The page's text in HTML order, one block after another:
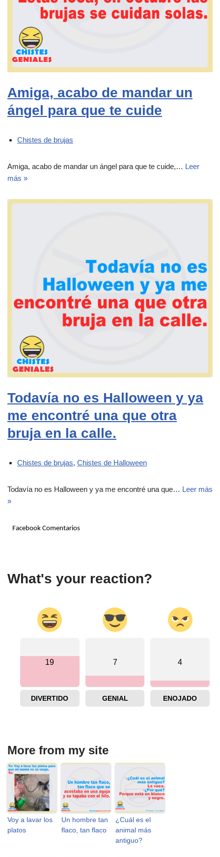
Amiga, acabo de mandar un
ángel para que te cuide
Chistes de brujas
Amiga, acabo de mandar un ángel para que te cuide,… Leer
más »
Todavía no es Halloween y ya
me encontré una que otra
bruja en la calle.
Chistes de brujas, Chistes de Halloween
Todavía no es Halloween y ya me encontré una que… Leer más
»
Facebook Comentarios
What's your reaction?
19
DIVERTIDO
7
GENIAL
4
ENOJADO
More from my site
Voy a lavar los
platos
Un hombre tan
flaco, tan flaco
¿Cuál es el
animal más
antiguo?